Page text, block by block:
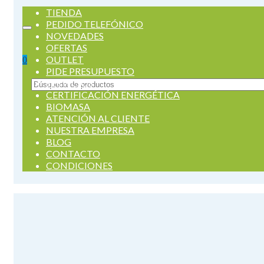
0
Buscar
por:
TIENDA
PEDIDO TELEFÓNICO
NOVEDADES
OFERTAS
OUTLET
PIDE PRESUPUESTO
SERVICIOS
CERTIFICACIÓN ENERGÉTICA
BIOMASA
ATENCIÓN AL CLIENTE
NUESTRA EMPRESA
BLOG
CONTACTO
CONDICIONES